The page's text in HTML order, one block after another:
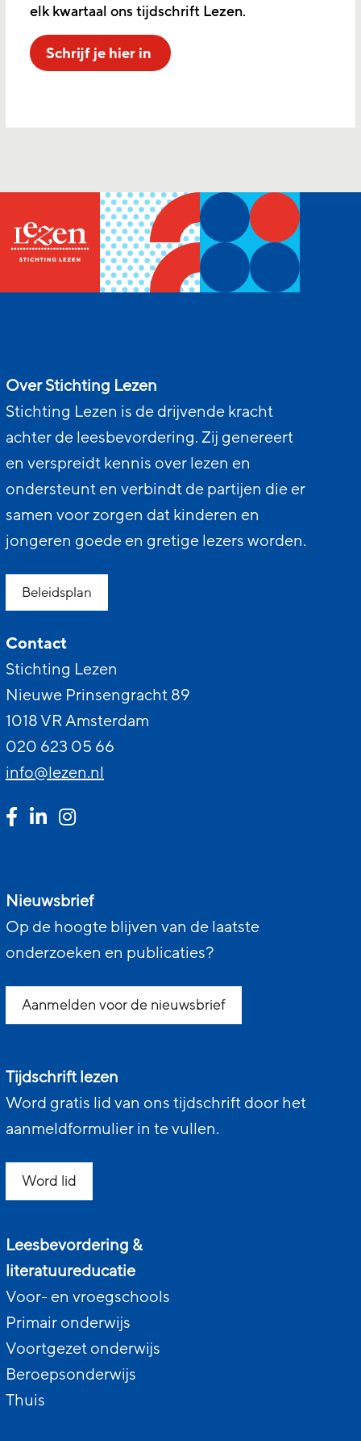
elk kwartaal ons tijdschrift Lezen.
Schrijf je hier in
Over Stichting Lezen
Stichting Lezen is de drijvende kracht
achter de leesbevordering. Zij genereert
en verspreidt kennis over lezen en
ondersteunt en verbindt de partijen die er
samen voor zorgen dat kinderen en
jongeren goede en gretige lezers worden.
Beleidsplan
Contact
Stichting Lezen
Nieuwe Prinsengracht 89
1018 VR Amsterdam
020 623 05 66
info@lezen.nl
Nieuwsbrief
Op de hoogte blijven van de laatste
onderzoeken en publicaties?
Aanmelden voor de nieuwsbrief
Tijdschrift lezen
Word gratis lid van ons tijdschrift door het
aanmeldformulier in te vullen.
Word lid
Leesbevordering &
literatuureducatie
Voor- en vroegschools
Primair onderwijs
Voortgezet onderwijs
Beroepsonderwijs
Thuis